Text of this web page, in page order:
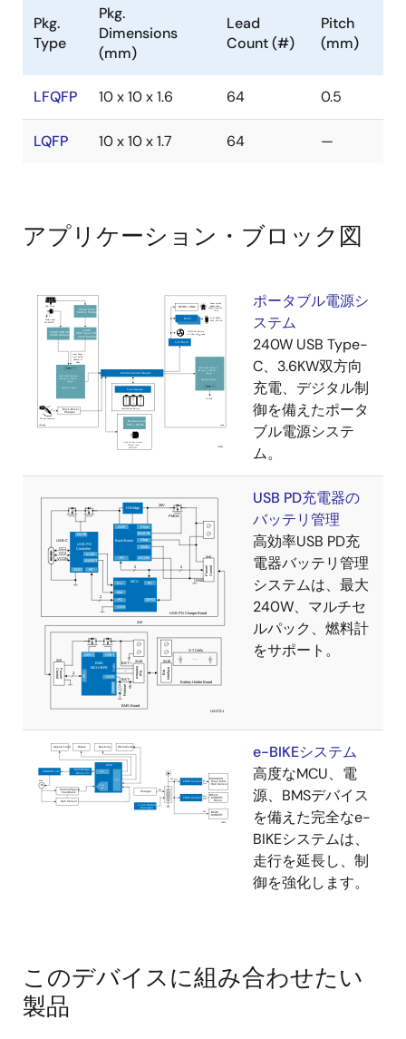
放電覚醒電流検出
シリーズレギュレータ
3.3Vまたは5.0V CREG2
実現
MOSFETの充放電制御
外部水晶振動子（32.768kHz）を接続し、内部クロ
ックを生成
電源電圧：VCC = 4.0～50 V
動作周囲温度：Ta = -40～+85°C
パッケージ情報
64ピン プラスチックモールドLQFP（[本体] 10.0
mm × 10.0 mm、0.5 mmピッチ）
Pkg.
Type
Pkg.
Dimensions
(mm)
Lead
Count (#)
Pitch
(mm)
LFQFP 10 x 10 x 1.6 64 0.5
LQFP 10 x 10 x 1.7 64 —
アプリケーション・ブロック図
ポータブル電源シ
ステム
240W USB Type-
C、3.6KW双方向
充電、デジタル制
御を備えたポータ
ブル電源システ
ム。
USB PD充電器の
バッテリ管理
高効率USB PD充
電器バッテリ管理
システムは、最大
240W、マルチセ
ルパック、燃料計
をサポート。
e-BIKEシステム
高度なMCU、電
源、BMSデバイス
を備えた完全なe-
BIKEシステムは、
走行を延長し、制
御を強化します。
このデバイスに組み合わせたい
製品